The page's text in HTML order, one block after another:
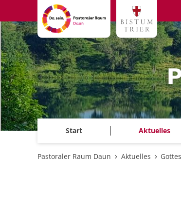
Zum Inhalt springen
Start Aktuelles
Pastoraler Raum Daun Aktuelles